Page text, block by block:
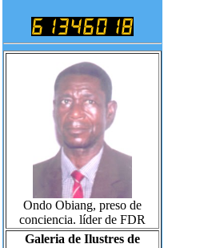
Ondo Obiang, preso de
conciencia. líder de FDR
Galeria de Ilustres de